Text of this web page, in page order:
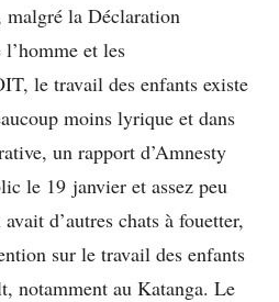
malgré la Déclaration
et les
le travail des enfants existe
moins lyrique et dans
un rapport d’Amnesty
le 19 janvier et assez peu
d’autres chats à fouetter,
sur le travail des enfants
notamment au Katanga. Le